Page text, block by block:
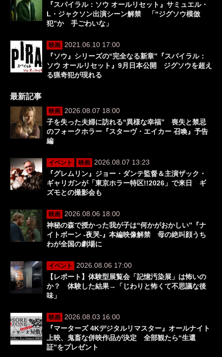
『スパイラル：ソウ オールリセット』サミュエル・
L・ジャクソン出演シーン解禁 「“ジグソウ模倣
犯”か 手ごわいな」
映画 2021.06.10 17:00
『ソウ』シリーズの“完全なる新章”『スパイラル：
ソウ オールリセット』9月日本公開 ジグソウを超え
る猟奇犯が現れる
最新記事
映画 2026.08.07 18:00
子を失った夫婦に訪れる“異様な幸福” 喪失と禁忌
のフォークホラー『スターヴ・エイカー 召喚』予告
編
イベント 映画 2026.08.07 13:23
『グレムリン』ジョー・ダンテ監督＆主演ザック・
ギャリガンが「東京ホラー特区!!2026」で来日 ギ
ズモとの撮影会も
映画 2026.08.06 18:00
神秘の森で授かった我が子は“何かがおかしい”『ナ
イトボーン -夜哭-』本編映像解禁 母の絶叫顔うち
わが全国の劇場に
イベント
2026.08.06 17:00
【レポート】体験型展覧会「記憶汚染展」は怖いの
か？ 体験した結果→「じわりと怖くて不思議な後
味」
映画 2026.08.03 16:00
『マーターズ 4Kデジタルリマスター』オールナイト
上映、鬼畜な併映作品が決定 全部観たら“生還
証”をプレゼント